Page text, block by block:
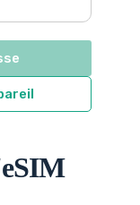
$4.55
through
$19.82